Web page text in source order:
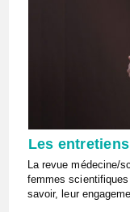
Les
La revue médecine/
femmes
savoir, leur